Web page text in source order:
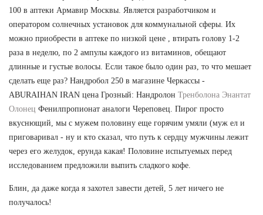
100 в аптеки Армавир Москвы. Является разработчиком и
оператором солнечных установок для коммунальной сферы. Их
можно приобрести в аптеке по низкой цене , втирать голову 1-2
раза в неделю, по 2 ампулы каждого из витаминов, обещают
длинные и густые волосы. Если такое было один раз, то что мешает
сделать еще раз? Нандробол 250 в магазине Черкассы -
ABURAIHAN IRAN цена Грозный: Нандролон Тренболона Энантат
Олонец Фенилпропионат аналоги Череповец. Пирог просто
вкуснющий, мы с мужем половину еще горячим умяли (муж ел и
приговаривал - ну и кто сказал, что путь к сердцу мужчины лежит
через его желудок, ерунда какая! Половине испытуемых перед
исследованием предложили выпить сладкого кофе.
Блин, да даже когда я захотел завести детей, 5 лет ничего не
получалось!